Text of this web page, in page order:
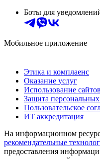
Боты для
Мобильное приложение
Этика и комплаенс
Оказание услуг
Использование сайтов
Защита
Пользовательское
ИТ аккредитация
На информационном
рекомендательные
предоставления